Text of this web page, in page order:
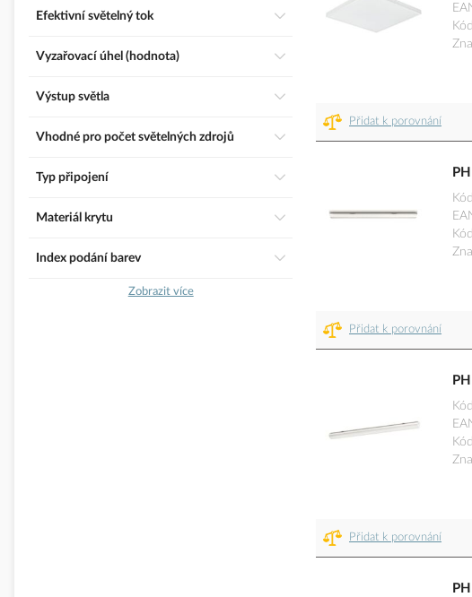
Přidat k porovnání
Přidat k porovnání
Přidat k porovnání
Efektivní světelný tok
Vyzařovací úhel (hodnota)
Výstup světla
Vhodné pro počet světelných zdrojů
Typ připojení
Materiál krytu
Index podání barev
Zobrazit více